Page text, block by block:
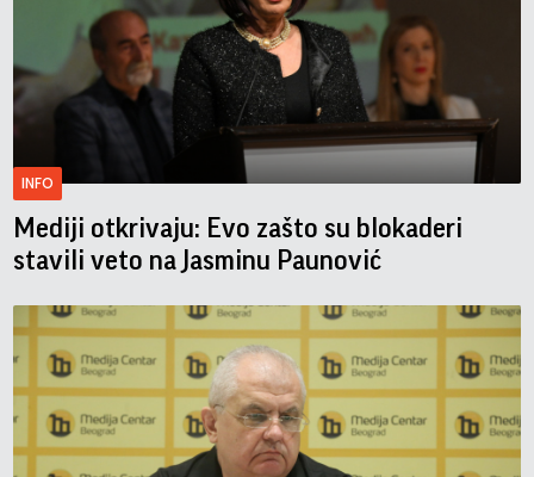
INFO
Mediji otkrivaju: Evo zašto su blokaderi
stavili veto na Jasminu Paunović